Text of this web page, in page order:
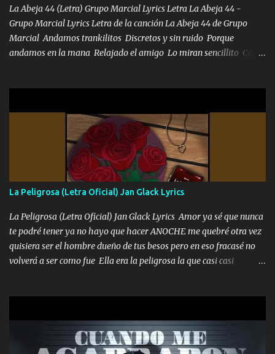
VIO POR LA FAMILIA PARA QUE SIGA EL LEGADO Es el DOS de
los HERMANOS un cerebro inteligente y com...
La Abeja 44 (Letra) Grupo Marcial Lyrics Letra La Abeja 44 -
Grupo Marcial Lyrics Letra de la canción La Abeja 44 de Grupo
Marcial Andamos trankilitos Discretos y sin ruido Porque
andamos en la mana Relajado el amigo Lo miran sencillito Con
coronamos Se jala los marciales Y sus guitarras ya van sonando
Un gallardo me prendo Para agarrar el vuelo y la mente y
tranquilizando Tomense un buen trago Y así es como empezamos
los versos que voy cantando (Music) A vido alta y bajas La carreta
se atora Pero nunca le aflojamos Ya me han pasado cosas Y
aunque ustedes no sepan Pero la vida es muy corta Hay que
echarle chingazos Y seguir trabajando porque nada es...
La Peligrosa (Letra Oficial) Jan Glack Lyrics
La Peligrosa (Letra Oficial) Jan Glack Lyrics Amor ya sé que nunca
te podré tener ya no hayo que hacer ANOCHE me quebré otra vez
quisiera ser el hombre dueño de tus besos pero en eso fracasé no
volverá a ser como fue Ella era la peligrosa la que casi casi
Música Amar me duele estoy rodeado de mujeres pero solo
quieren billetes y yo que solo ocupo verte Recuerdo echábamos
pasión en la troca tus labios besándome yo quitándote la ropa no